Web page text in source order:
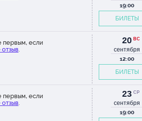
19:00
БИЛЕТЫ
первым, если
.
20 ВС
сентября
12:00
БИЛЕТЫ
первым, если
.
23 СР
сентября
19:00